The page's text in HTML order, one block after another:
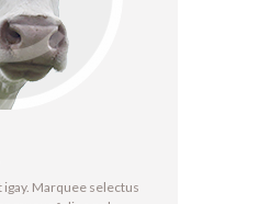
igay. Marquee selectus